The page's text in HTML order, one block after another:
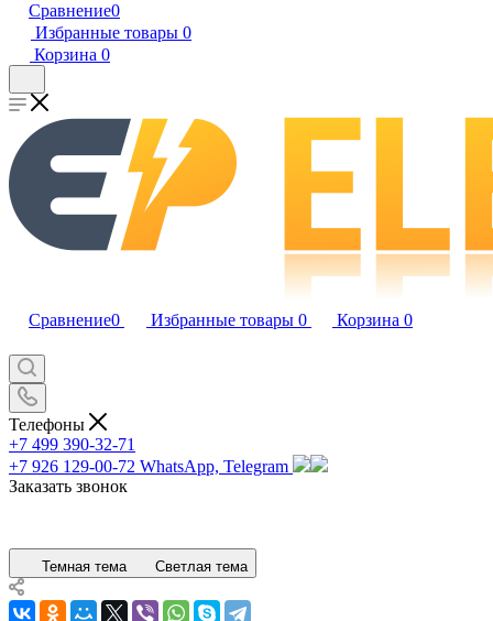
Сравнение0
Избранные товары 0
Корзина 0
Сравнение0 Избранные товары 0 Корзина 0
Телефоны
+7 499 390-32-71
+7 926 129-00-72 WhatsApp, Telegram
Заказать звонок
Темная тема Светлая тема